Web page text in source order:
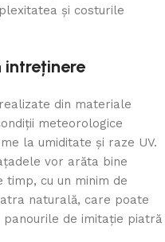
și costurile
intreținere
din materiale
meteorologice
la umiditate și raze UV.
vor arăta bine
timp, cu un minim de
naturală, care poate
panourile de imitație piatră